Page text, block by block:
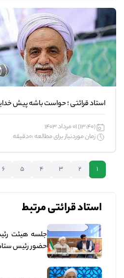
استاد قرائتی ؛ حواست باشه پیش
(13:40) 01 مرداد 1403
زمان موردنیاز برای مطالعه :0دقیقه
1
2
3
4
5
6
استاد قرائتی مرتبط
جلسه هیئت
حضور رئیس